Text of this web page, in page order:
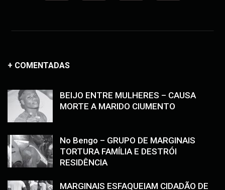
+ COMENTADAS
BEIJO ENTRE MULHERES – CAUSA
MORTE A MARIDO CIUMENTO
No Bengo – GRUPO DE MARGINAIS
TORTURA FAMÍLIA E DESTRÓI
RESIDÊNCIA
MARGINAIS ESFAQUEIAM CIDADÃO DE